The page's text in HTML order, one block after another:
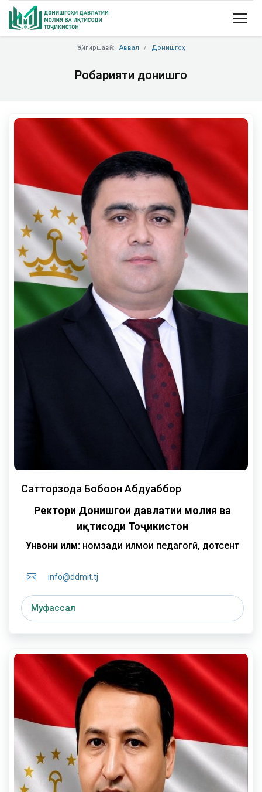
Ҷойгиршавӣ: Аввал Донишгоҳ
Роҳбарияти донишгоҳ
Сатторзода Бобоҷон Абдуҷаббор
Ректори Донишгоҳи давлатии молия ва
иқтисоди Тоҷикистон
Унвони илмӣ: номзади илмҳои педагогӣ, дотсент
info@ddmit.tj
Муфассал